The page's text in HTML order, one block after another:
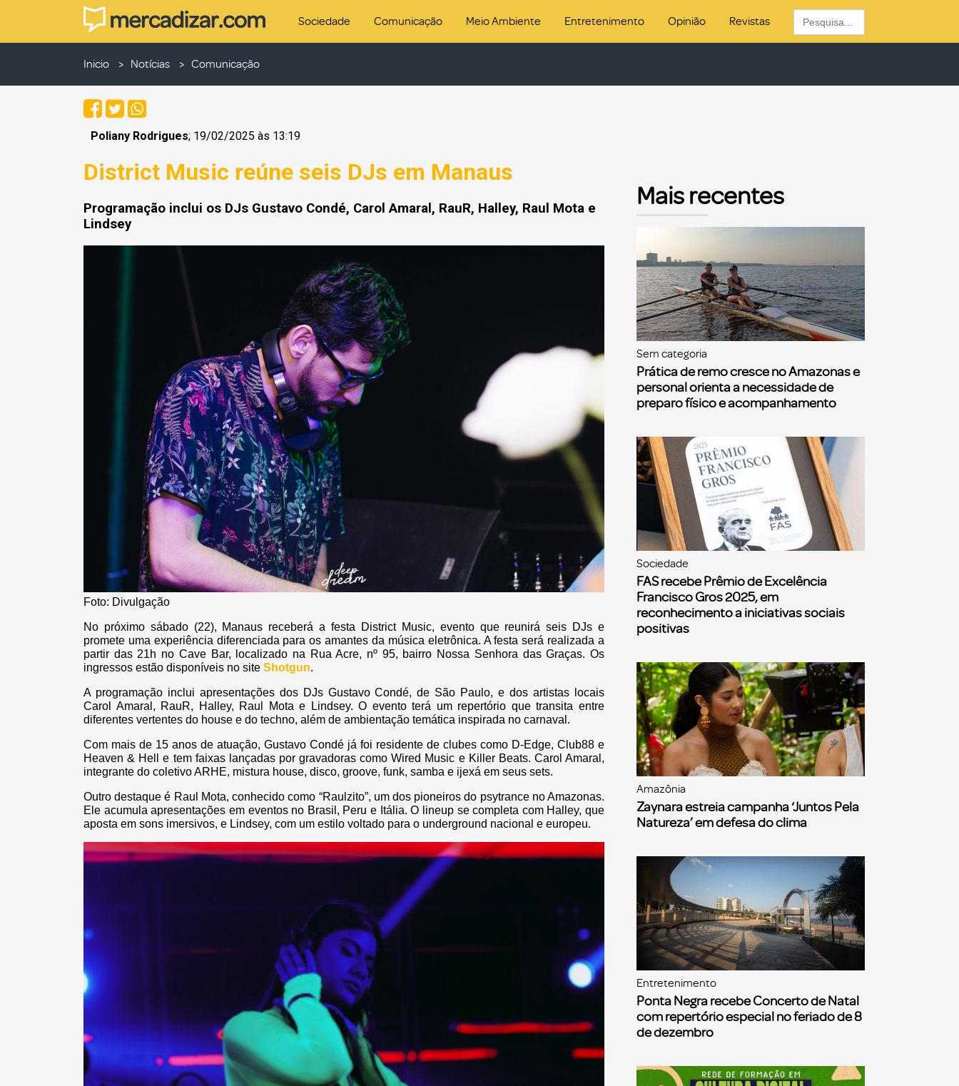
Sociedade Comunicação Meio Ambiente Entretenimento Opinião Revistas
Search
for:
Inicio Notícias Comunicação
Poliany Rodrigues; 19/02/2025 às 13:19
District Music reúne seis DJs em Manaus
Programação inclui os DJs Gustavo Condé, Carol Amaral, RauR, Halley, Raul Mota e
Lindsey
Foto: Divulgação
No próximo sábado (22), Manaus receberá a festa District Music, evento que reunirá seis DJs e
promete uma experiência diferenciada para os amantes da música eletrônica. A festa será realizada a
partir das 21h no Cave Bar, localizado na Rua Acre, nº 95, bairro Nossa Senhora das Graças. Os
ingressos estão disponíveis no site Shotgun.
A programação inclui apresentações dos DJs Gustavo Condé, de São Paulo, e dos artistas locais
Carol Amaral, RauR, Halley, Raul Mota e Lindsey. O evento terá um repertório que transita entre
diferentes vertentes do house e do techno, além de ambientação temática inspirada no carnaval.
Com mais de 15 anos de atuação, Gustavo Condé já foi residente de clubes como D-Edge, Club88 e
Heaven & Hell e tem faixas lançadas por gravadoras como Wired Music e Killer Beats. Carol Amaral,
integrante do coletivo ARHE, mistura house, disco, groove, funk, samba e ijexá em seus sets.
Outro destaque é Raul Mota, conhecido como “Raulzito”, um dos pioneiros do psytrance no Amazonas.
Ele acumula apresentações em eventos no Brasil, Peru e Itália. O lineup se completa com Halley, que
aposta em sons imersivos, e Lindsey, com um estilo voltado para o underground nacional e europeu.
Mais recentes
Sem categoria
Prática de remo cresce no Amazonas e
personal orienta a necessidade de
preparo físico e acompanhamento
Sociedade
FAS recebe Prêmio de Excelência
Francisco Gros 2025, em
reconhecimento a iniciativas sociais
positivas
Amazônia
Zaynara estreia campanha ‘Juntos Pela
Natureza’ em defesa do clima
Entretenimento
Ponta Negra recebe Concerto de Natal
com repertório especial no feriado de 8
de dezembro